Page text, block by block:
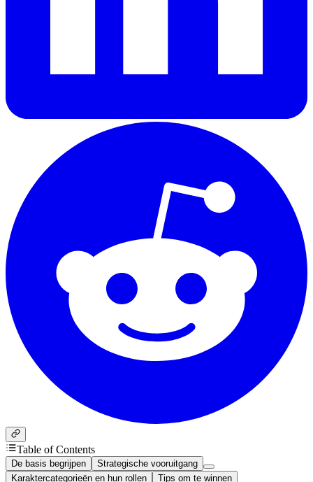
Table of Contents
De basis begrijpen
Strategische vooruitgang
Karaktercategorieën en hun rollen
Tips om te winnen